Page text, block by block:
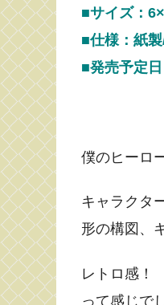
■サイズ：
■仕様：紙
■発売予定
僕のヒーロ
キャラクタ
形の構図、
レトロ感！
って感じで